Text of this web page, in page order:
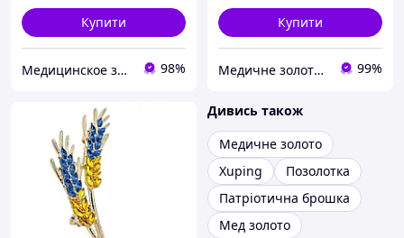
Купити
Медицинское золото 98%
Купити
Медичне золото Xuping і Біжутерія оптом 99%
Дивись також
Медичне золото
Xuping
Позолотка
Патріотична брошка
Мед золото